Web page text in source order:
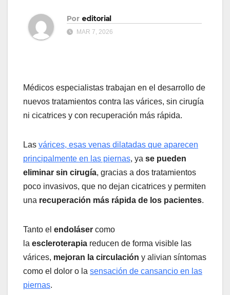
Por editorial
MAR 7, 2026
Médicos especialistas trabajan en el desarrollo de
nuevos tratamientos contra las várices, sin cirugía
ni cicatrices y con recuperación más rápida.
Las várices, esas venas dilatadas que aparecen
principalmente en las piernas, ya se pueden
eliminar sin cirugía, gracias a dos tratamientos
poco invasivos, que no dejan cicatrices y permiten
una recuperación más rápida de los pacientes.
Tanto el endoláser como
la escleroterapia reducen de forma visible las
várices, mejoran la circulación y alivian síntomas
como el dolor o la sensación de cansancio en las
piernas.